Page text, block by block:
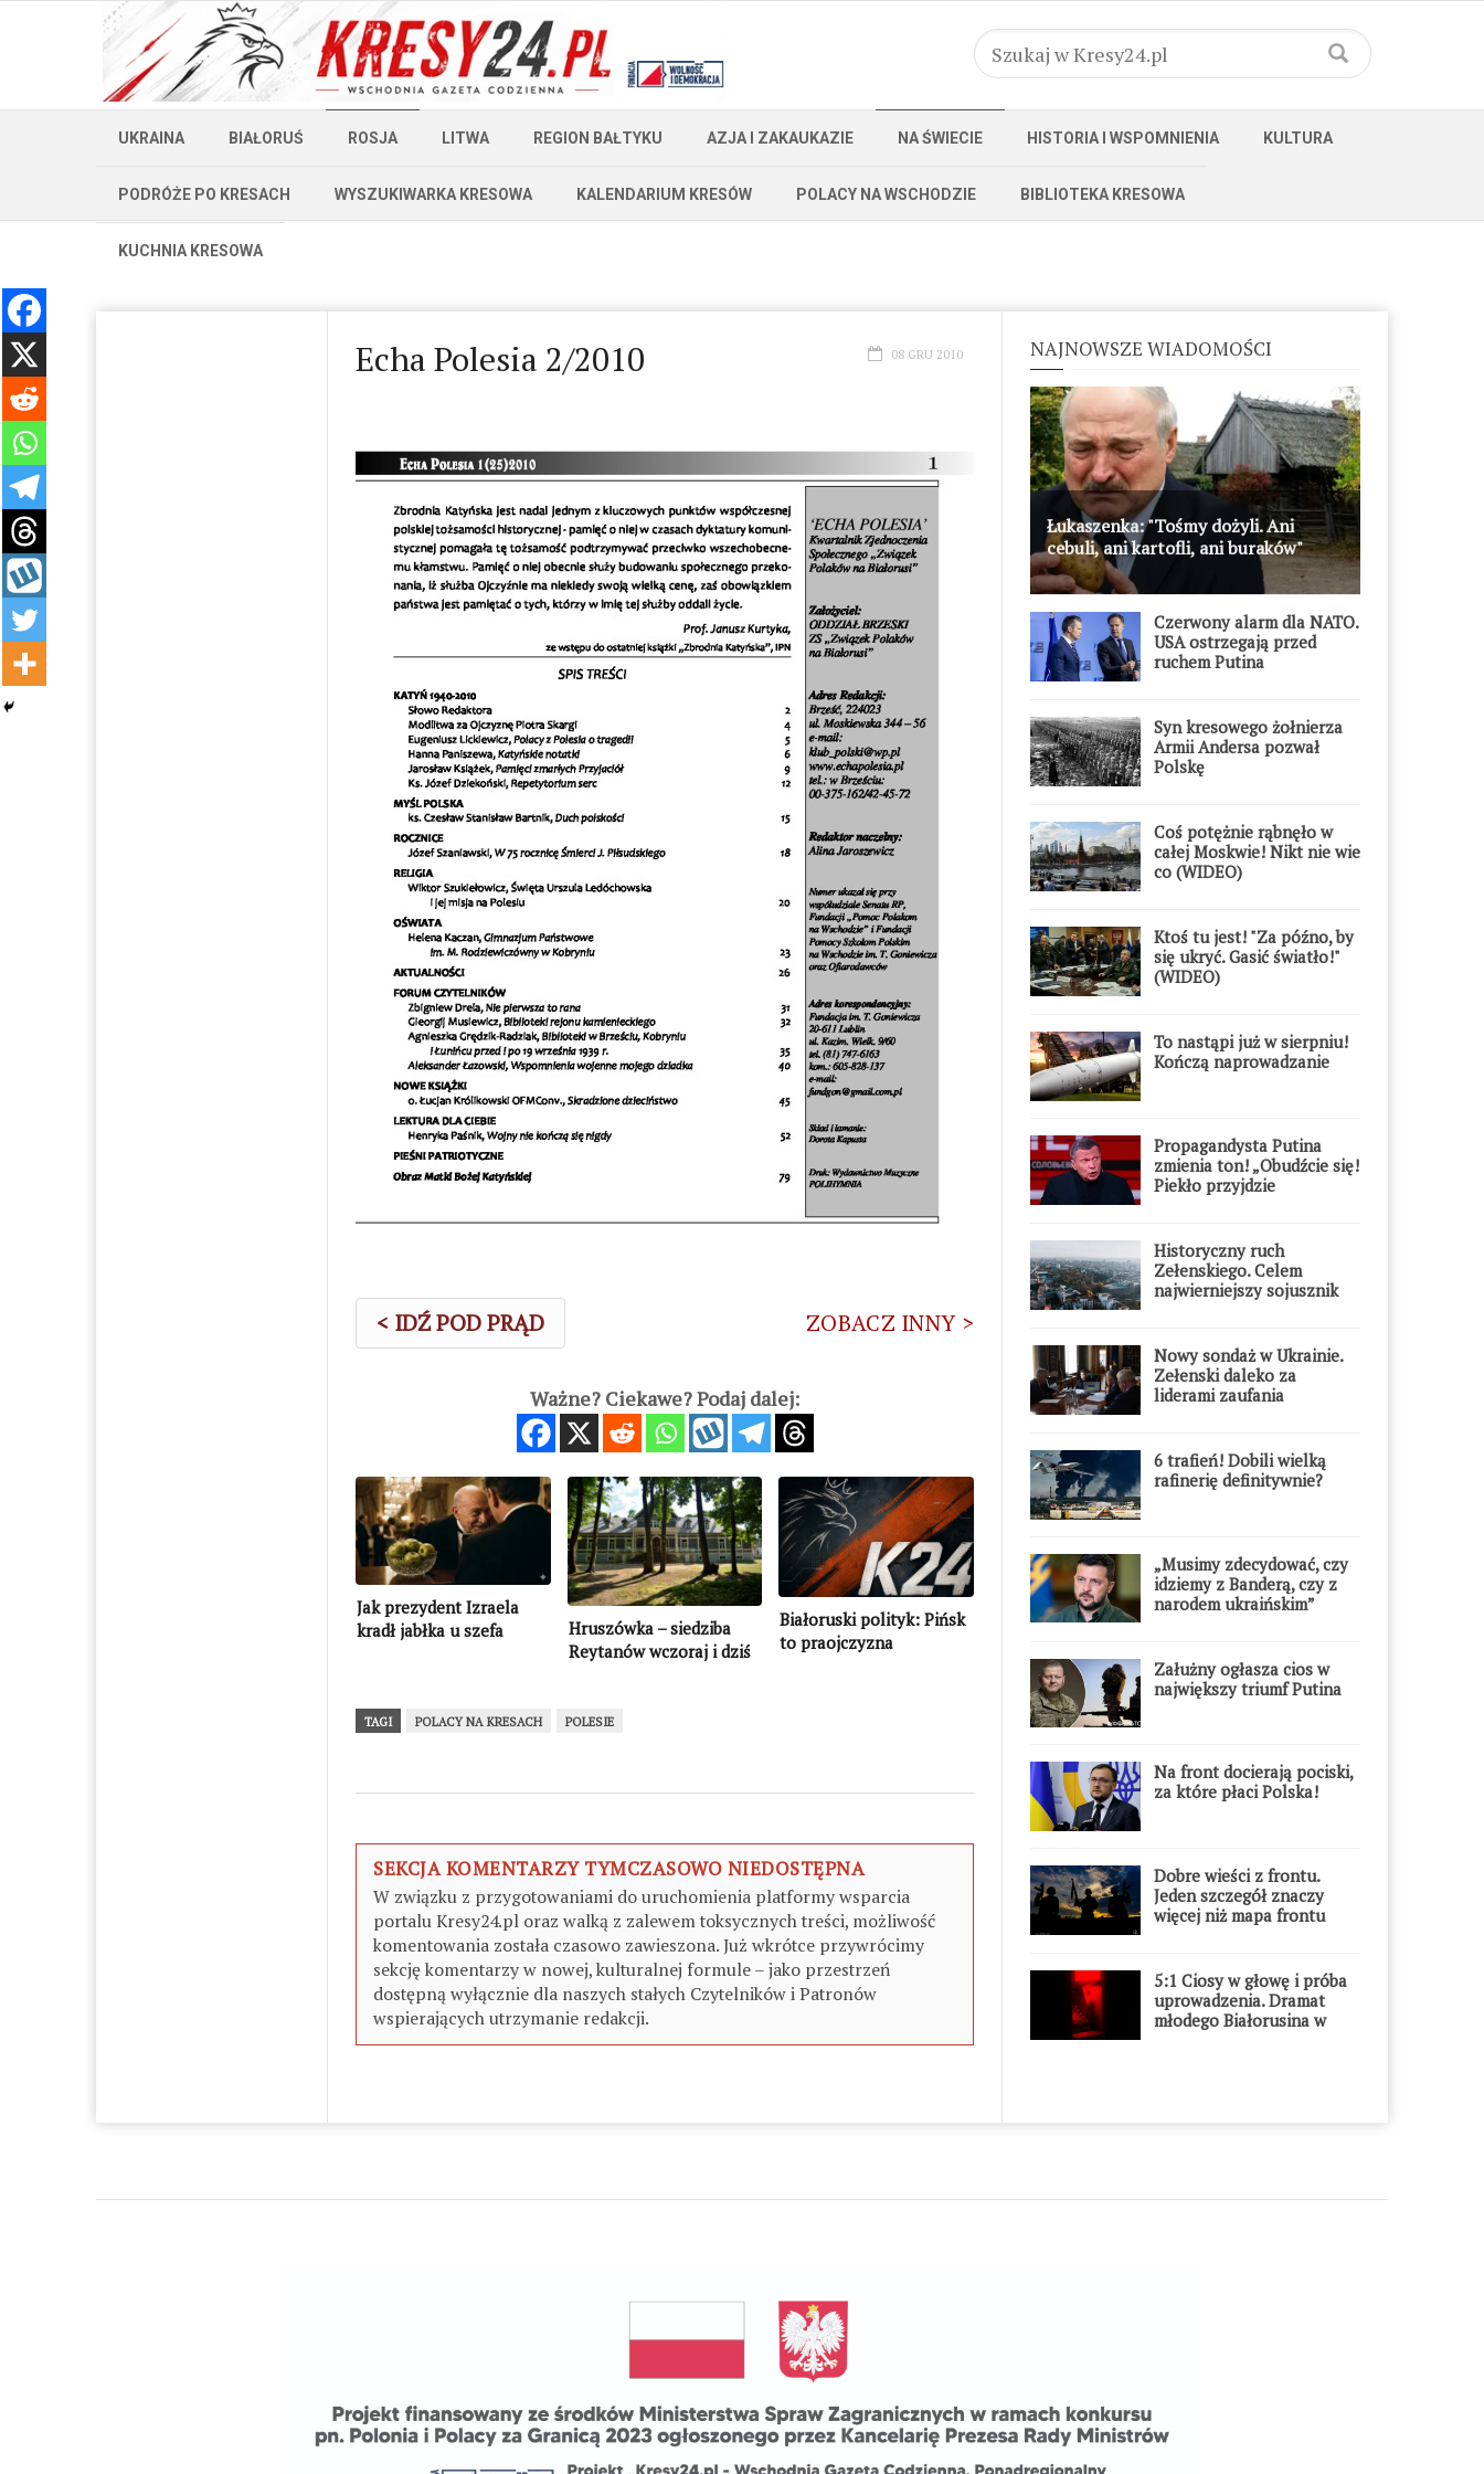
UKRAINA BIAŁORUŚ ROSJA LITWA REGION BAŁTYKU AZJA I ZAKAUKAZIE NA ŚWIECIE HISTORIA I WSPOMNIENIA KULTURA
PODRÓŻE PO KRESACH WYSZUKIWARKA KRESOWA KALENDARIUM KRESÓW POLACY NA WSCHODZIE BIBLIOTEKA KRESOWA
KUCHNIA KRESOWA
Echa Polesia 2/2010 08 GRU 2010
< IDŹ POD PRĄD ZOBACZ INNY >
Ważne? Ciekawe? Podaj dalej:
Jak prezydent Izraela
kradł jabłka u szefa
Hruszówka – siedziba
Reytanów wczoraj i dziś
Białoruski polityk: Pińsk
to praojczyzna
TAGI POLACY NA KRESACH POLESIE
SEKCJA KOMENTARZY TYMCZASOWO NIEDOSTĘPNA
W związku z przygotowaniami do uruchomienia platformy wsparcia
portalu Kresy24.pl oraz walką z zalewem toksycznych treści, możliwość
komentowania została czasowo zawieszona. Już wkrótce przywrócimy
sekcję komentarzy w nowej, kulturalnej formule – jako przestrzeń
dostępną wyłącznie dla naszych stałych Czytelników i Patronów
wspierających utrzymanie redakcji.
NAJNOWSZE WIADOMOŚCI
Łukaszenka: "Tośmy dożyli. Ani
cebuli, ani kartofli, ani buraków"
Czerwony alarm dla NATO.
USA ostrzegają przed
ruchem Putina
Syn kresowego żołnierza
Armii Andersa pozwał
Polskę
Coś potężnie rąbnęło w
całej Moskwie! Nikt nie wie
co (WIDEO)
Ktoś tu jest! "Za późno, by
się ukryć. Gasić światło!"
(WIDEO)
To nastąpi już w sierpniu!
Kończą naprowadzanie
Propagandysta Putina
zmienia ton! „Obudźcie się!
Piekło przyjdzie
Historyczny ruch
Zełenskiego. Celem
najwierniejszy sojusznik
Nowy sondaż w Ukrainie.
Zełenski daleko za
liderami zaufania
6 trafień! Dobili wielką
rafinerię definitywnie?
„Musimy zdecydować, czy
idziemy z Banderą, czy z
narodem ukraińskim”
Załużny ogłasza cios w
największy triumf Putina
Na front docierają pociski,
za które płaci Polska!
Dobre wieści z frontu.
Jeden szczegół znaczy
więcej niż mapa frontu
5:1 Ciosy w głowę i próba
uprowadzenia. Dramat
młodego Białorusina w